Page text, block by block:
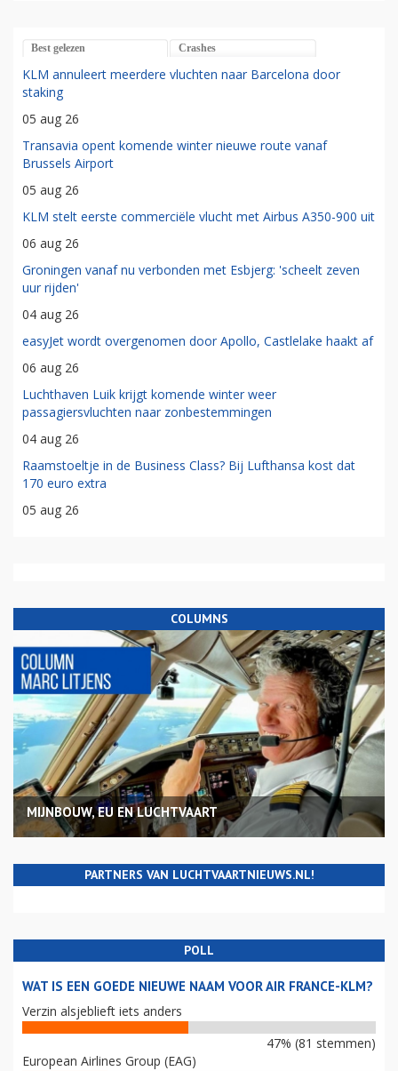
Best gelezen Crashes
KLM annuleert meerdere vluchten naar Barcelona door
staking
05 aug 26
Transavia opent komende winter nieuwe route vanaf
Brussels Airport
05 aug 26
KLM stelt eerste commerciële vlucht met Airbus A350-900 uit
06 aug 26
Groningen vanaf nu verbonden met Esbjerg: 'scheelt zeven
uur rijden'
04 aug 26
easyJet wordt overgenomen door Apollo, Castlelake haakt af
06 aug 26
Luchthaven Luik krijgt komende winter weer
passagiersvluchten naar zonbestemmingen
04 aug 26
Raamstoeltje in de Business Class? Bij Lufthansa kost dat
170 euro extra
05 aug 26
COLUMNS
MIJNBOUW, EU EN LUCHTVAART
PARTNERS VAN LUCHTVAARTNIEUWS.NL!
POLL
WAT IS EEN GOEDE NIEUWE NAAM VOOR AIR FRANCE-KLM?
Verzin alsjeblieft iets anders
47% (81 stemmen)
European Airlines Group (EAG)